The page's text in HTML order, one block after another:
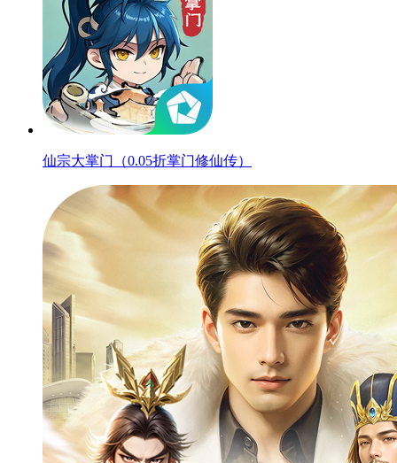
仙宗大掌门（0.05折掌门修仙传）